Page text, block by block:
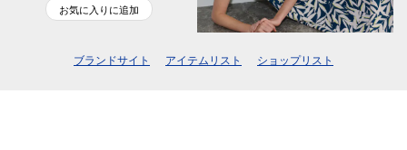
お気に入りに追加
ブランドサイト アイテムリスト ショップリスト